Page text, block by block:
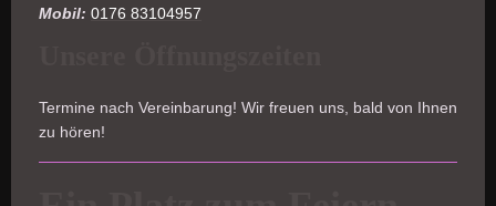
Mobil: 0176 83104957
Termine nach Vereinbarung! Wir freuen uns, bald von Ihnen
zu hören!